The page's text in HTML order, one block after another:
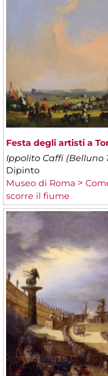
​Festa degli artisti a
Ippolito Caffi (Belluno
Dipinto
Museo di Roma
scorre il fiume